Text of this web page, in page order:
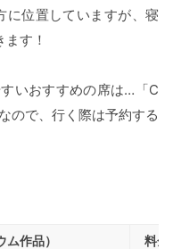
に位置していますが、寝
す！
いおすすめの席は…「C
ので、行く際は予約する
作品） 料金